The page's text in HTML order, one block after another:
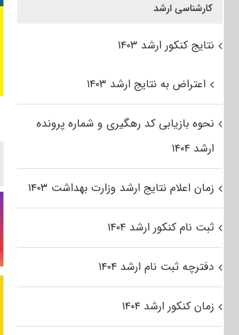
کارشناسی ارشد
نتایج کنکور ارشد ۱۴۰۳
اعتراض به نتایج ارشد ۱۴۰۳
نحوه بازیابی کد رهگیری و شماره پرونده
ارشد ۱۴۰۴
زمان اعلام نتایج ارشد وزارت بهداشت ۱۴۰۳
ثبت نام کنکور ارشد ۱۴۰۴
دفترچه ثبت نام ارشد ۱۴۰۴
زمان کنکور ارشد ۱۴۰۴